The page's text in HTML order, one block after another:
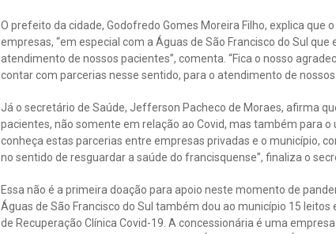
O prefeito da cidade, Godofredo Gomes Moreira Filho, explica
empresas, “em especial com a Águas de São Francisco do Sul
atendimento de nossos pacientes”, comenta. “Fica o nosso
contar com parcerias nesse sentido, para o atendimento de
Já o secretário de Saúde, Jefferson Pacheco de Moraes, afirma
pacientes, não somente em relação ao Covid, mas também para
conheça estas parcerias entre empresas privadas e o município,
no sentido de resguardar a saúde do francisquense”, finaliza o
Essa não é a primeira doação para apoio neste momento de
Águas de São Francisco do Sul também dou ao município 15
de Recuperação Clínica Covid-19. A concessionária é uma